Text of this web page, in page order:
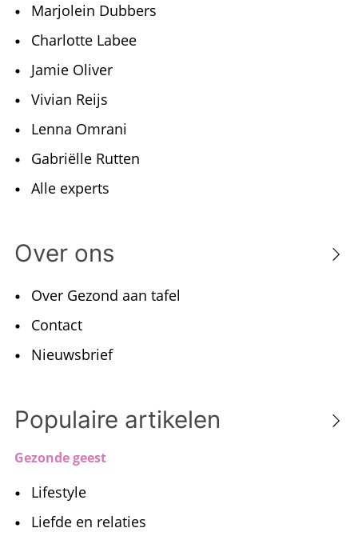
Marjolein Dubbers
Charlotte Labee
Jamie Oliver
Vivian Reijs
Lenna Omrani
Gabriëlle Rutten
Alle experts
Over ons
Over Gezond aan tafel
Contact
Nieuwsbrief
Populaire artikelen
Gezonde geest
Lifestyle
Liefde en relaties